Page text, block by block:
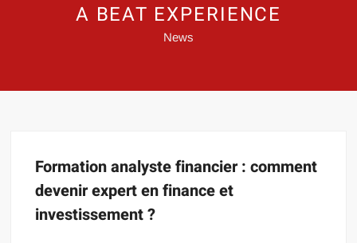
A BEAT EXPERIENCE
News
Formation analyste financier : comment
devenir expert en finance et
investissement ?